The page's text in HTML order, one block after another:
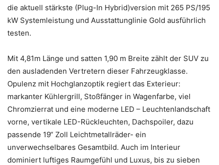
die aktuell stärkste (Plug-In Hybrid)version mit 265 PS/195
kW Systemleistung und Ausstattunglinie Gold ausführlich
testen.
Mit 4,81m Länge und satten 1,90 m Breite zählt der SUV zu
den ausladenden Vertretern dieser Fahrzeugklasse.
Opulenz mit Hochglanzoptik regiert das Exterieur:
markanter Kühlergrill, Stoßfänger in Wagenfarbe, viel
Chromzierrat und eine moderne LED – Leuchtenlandschaft
vorne, vertikale LED-Rückleuchten, Dachspoiler, dazu
passende 19“ Zoll Leichtmetallräder- ein
unverwechselbares Gesamtbild. Auch im Interieur
dominiert luftiges Raumgefühl und Luxus, bis zu sieben